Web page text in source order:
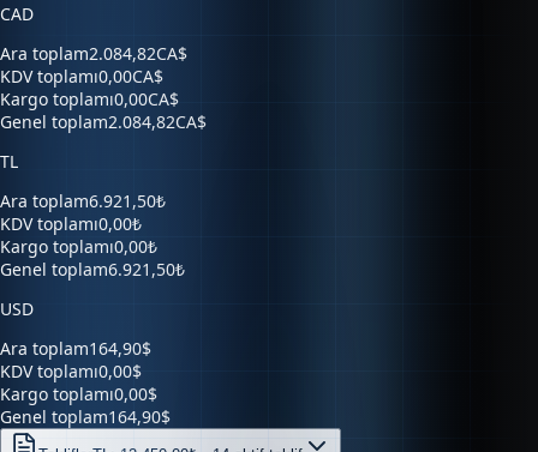
CAD
Ara toplam2.084,82CA$
KDV toplamı0,00CA$
Kargo toplamı0,00CA$
Genel toplam2.084,82CA$
TL
Ara toplam6.921,50₺
KDV toplamı0,00₺
Kargo toplamı0,00₺
Genel toplam6.921,50₺
USD
Ara toplam164,90$
KDV toplamı0,00$
Kargo toplamı0,00$
Genel toplam164,90$